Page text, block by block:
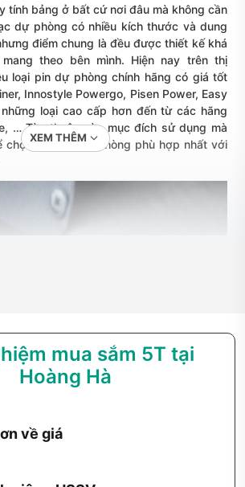
tính bảng ở bất cứ nơi đâu mà không cần
dự phòng có nhiều kích thước và dung
điểm chung là đều được thiết kế khá
theo bên mình. Hiện nay trên thị
loại pin dự phòng chính hãng có giá tốt
Innostyle Powergo, Pisen Power, Easy
loại cao cấp hơn đến từ các hãng
… Tùy thuộc vào mục đích sử dụng mà
chọn loại pin dự phòng phù hợp nhất với
XEM THÊM
mua sắm 5T tại
Hoàng Hà
về giá